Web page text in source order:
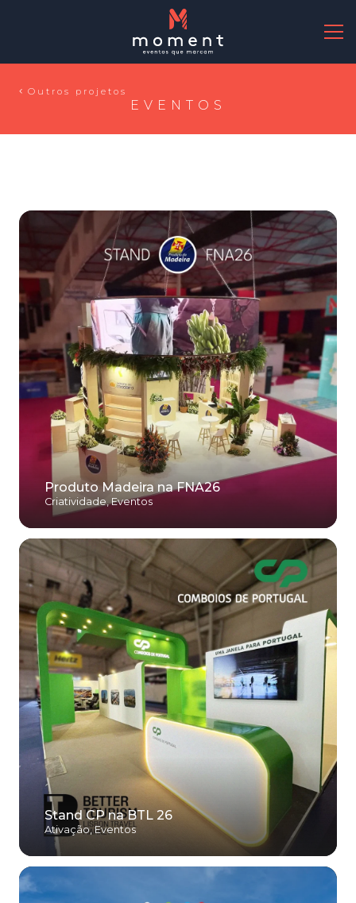
Outros projetos
EVENTOS
Produto Madeira na FNA26
Criatividade,Eventos
Stand CP na BTL 26
Ativação,Eventos